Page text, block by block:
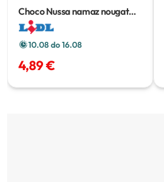
Choco Nussa namaz nougat
XXL 1 kg
10.08 do 16.08
4,89 €